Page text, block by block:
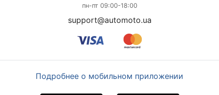
пн-пт 09:00-18:00
support@automoto.ua
Подробнее о мобильном приложении